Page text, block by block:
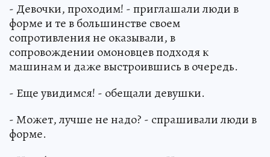
- Девочки, проходим! - приглашали люди в
форме и те в большинстве своем
сопротивления не оказывали, в
сопровождении омоновцев подходя к
машинам и даже выстроившись в очередь.
- Еще увидимся! - обещали девушки.
- Может, лучше не надо? - спрашивали люди в
форме.